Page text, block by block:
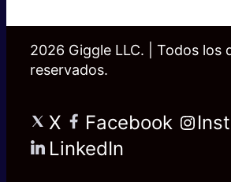
2026 Giggle LLC. | Todos los
reservados.
X Facebook
LinkedIn